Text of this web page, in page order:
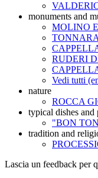
monuments and
MOLINO
RUDERI
Vedi tutti
nature
ROCCA
typical dishes and
"BON
tradition and
Lascia un feedback per